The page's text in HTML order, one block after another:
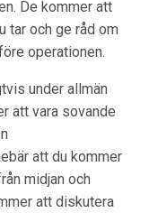
De kommer att
tar och ge råd om
operationen.
under allmän
att vara sovande
att du kommer
midjan och
att diskutera